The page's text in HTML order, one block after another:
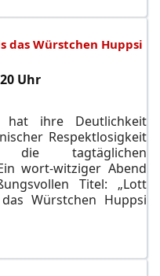
das Würstchen Huppsi
Uhr
hat ihre Deutlichkeit
Respektlosigkeit
tagtäglichen
wort-witziger Abend
Titel: „Lott
Würstchen Huppsi